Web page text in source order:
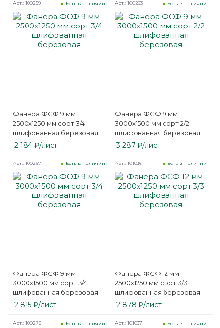
Фанера ФСФ 9 мм
2500х1250 мм сорт 3/4
шлифованная березовая
Есть в наличии
Арт.: 100259
2 184 ₽/лист
Фанера ФСФ 9 мм
3000х1500 мм сорт 2/2
шлифованная березовая
Есть в наличии
Арт.: 100263
3 287 ₽/лист
Фанера ФСФ 9 мм
3000х1500 мм сорт 3/4
шлифованная березовая
Есть в наличии
Арт.: 100267
2 815 ₽/лист
Фанера ФСФ 12 мм
2500х1250 мм сорт 3/3
шлифованная березовая
Есть в наличии
Арт.: 101036
2 878 ₽/лист
Есть в наличии
Арт.: 100278 Есть в наличии
Арт.: 101037